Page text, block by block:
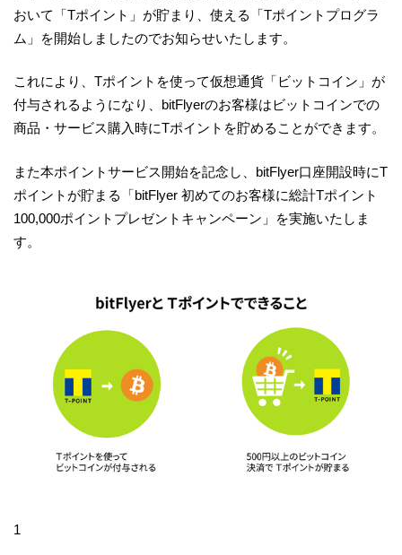
おいて「Tポイント」が貯まり、使える「Tポイントプログラ
ム」を開始しましたのでお知らせいたします。
これにより、Tポイントを使って仮想通貨「ビットコイン」が
付与されるようになり、bitFlyerのお客様はビットコインでの
商品・サービス購入時にTポイントを貯めることができます。
また本ポイントサービス開始を記念し、bitFlyer口座開設時にT
ポイントが貯まる「bitFlyer 初めてのお客様に総計Tポイント
100,000ポイントプレゼントキャンペーン」を実施いたしま
す。
1